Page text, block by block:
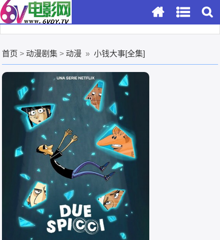
首页 >动漫剧集 >动漫 »小钱大事[全集]